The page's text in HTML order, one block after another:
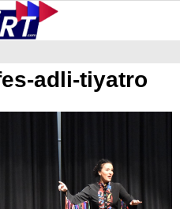
YAZARLAR
adli-tiyatro